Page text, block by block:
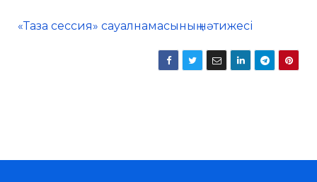
«Таза сессия» сауалнамасының нәтижесі